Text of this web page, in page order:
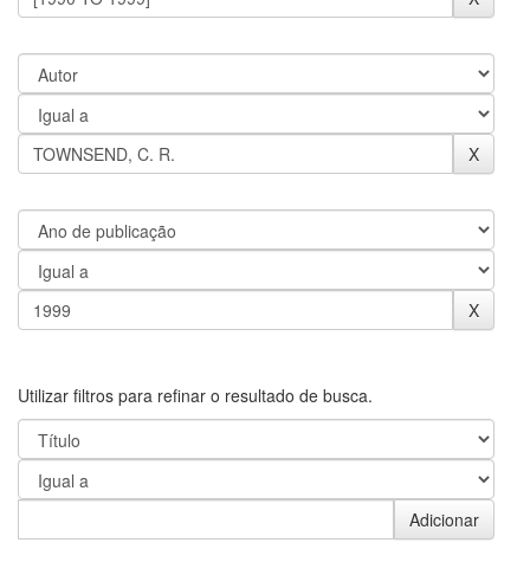
Utilizar filtros para refinar o resultado de busca.